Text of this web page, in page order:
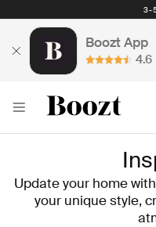
3-
Boozt App
4.6
Update your home
your unique style,